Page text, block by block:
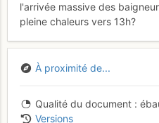
l'arrivée massive des
pleine chaleurs vers 13h?
À proximité de...
Qualité du document
Versions